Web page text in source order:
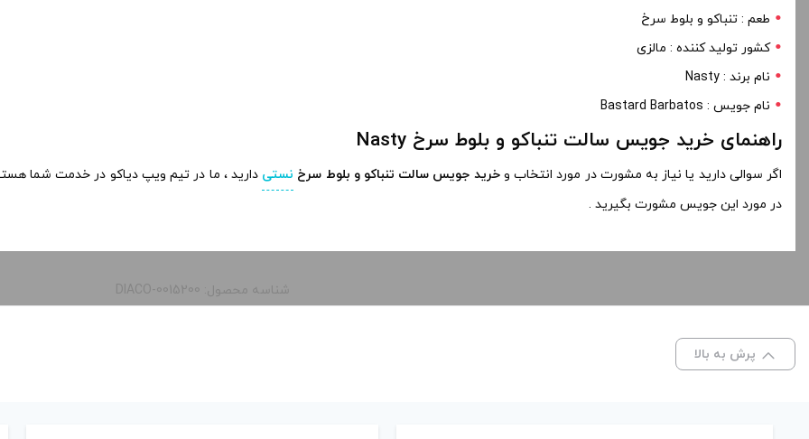
طعم : تنباکو و بلوط سرخ
کشور تولید کننده : مالزی
نام برند : Nasty
نام جویس : Bastard Barbatos
راهنمای خرید جویس سالت تنباکو و بلوط سرخ Nasty
اگر سوالی دارید یا نیاز به مشورت در مورد انتخاب وخرید جویس سالت تنباکو و بلوط سرخ نستی دارید ، ما در تیم ویپ دیاکو در خدمت شما
در مورد این جویس مشورت بگیرید .
شناسه محصول: DIACO-0015200
پرش به بالا